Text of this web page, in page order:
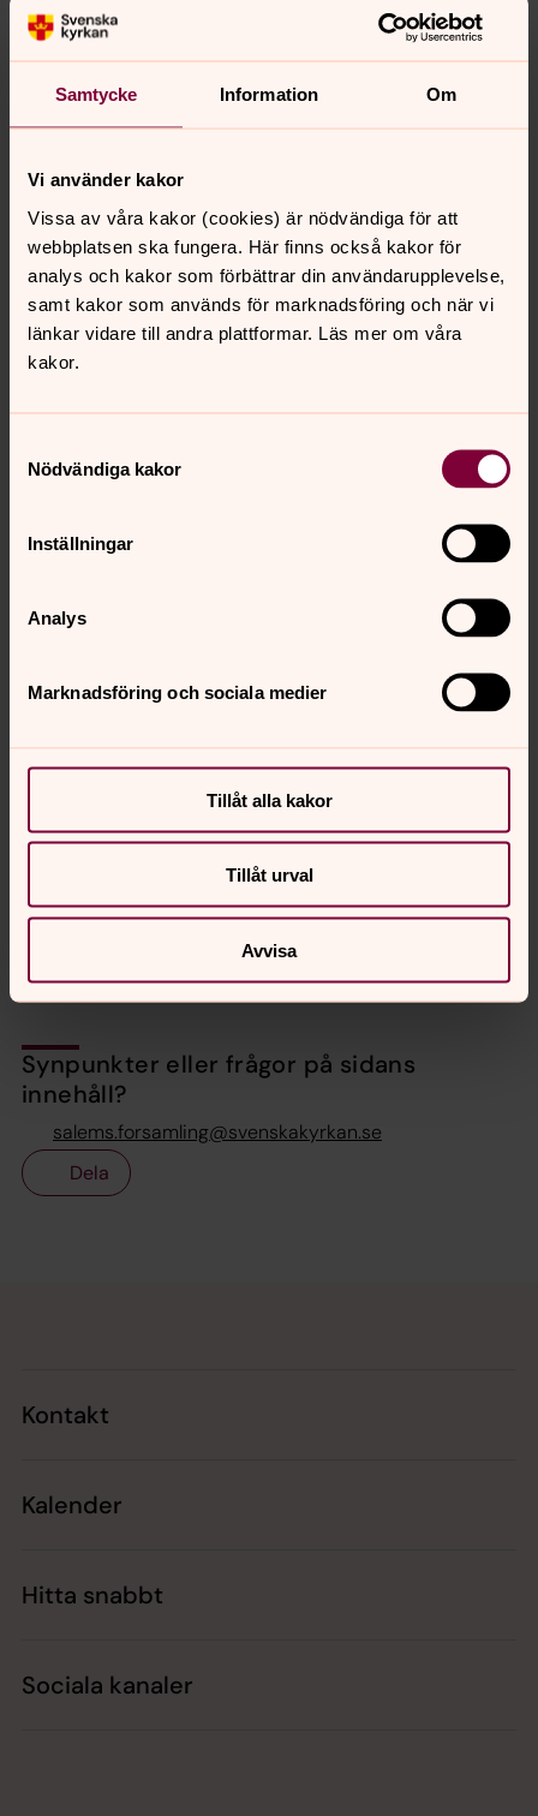
Samtycke Information Om
Vi använder kakor
Vissa av våra kakor (cookies) är nödvändiga för att
webbplatsen ska fungera. Här finns också kakor för
analys och kakor som förbättrar din användarupplevelse,
samt kakor som används för marknadsföring och när vi
länkar vidare till andra plattformar. Läs mer om våra
kakor.
Nödvändiga kakor
Inställningar
Analys
Marknadsföring och sociala medier
Tillåt alla kakor
Tillåt urval
Avvisa
Vid ceremoni med urna finns möjlighet att låna urna
Bild 1 av 8
Öppna bildspel
Synpunkter eller frågor på sidans
innehåll?
salems.forsamling@svenskakyrkan.se
Dela
Kontakt
Kalender
Hitta snabbt
Sociala kanaler